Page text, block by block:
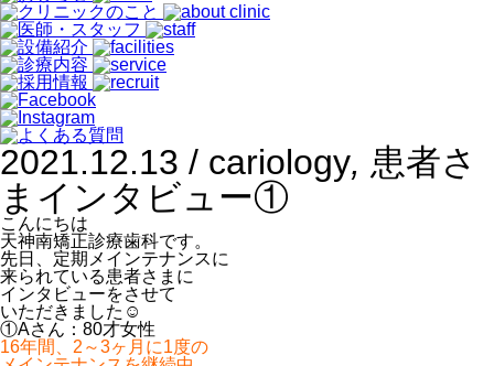
2021.12.13 / cariology, 患者さ
まインタビュー①
こんにちは
天神南矯正診療歯科です。
先日、定期メインテナンスに
来られている患者さまに
インタビューをさせて
いただきました☺
①Aさん：80才女性
16年間、2～3ヶ月に1度の